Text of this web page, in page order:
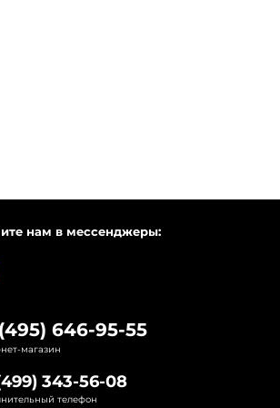
нам в мессенджеры:
646-95-55
магазин
343-56-08
телефон